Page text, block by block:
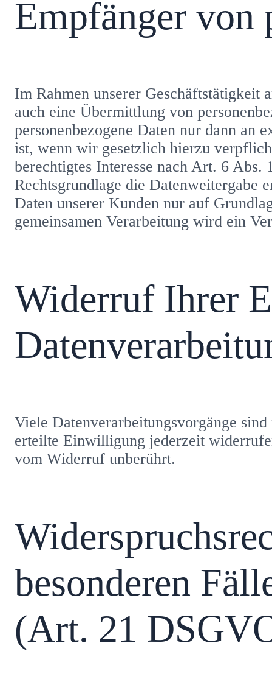
Empfänger von
Im Rahmen unserer Geschäftstätigkeit
auch eine Übermittlung von
personenbezogene Daten nur dann an
ist, wenn wir gesetzlich hierzu
berechtigtes Interesse nach Art. 6
Rechtsgrundlage die Datenweitergabe
Daten unserer Kunden nur auf
gemeinsamen Verarbeitung wird ein
Widerruf Ihrer
Viele Datenverarbeitungsvorgänge
erteilte Einwilligung jederzeit
vom Widerruf unberührt.
besonderen
(Art. 21